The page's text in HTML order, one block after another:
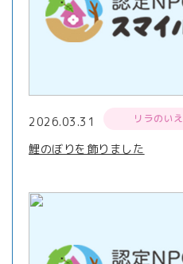
2026.03.31 リラのいえ
鯉のぼりを飾りました